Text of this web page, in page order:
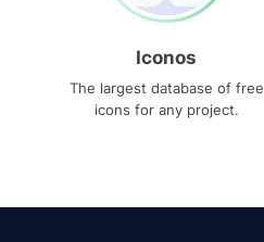
Iconos
The largest database of free
icons for any project.